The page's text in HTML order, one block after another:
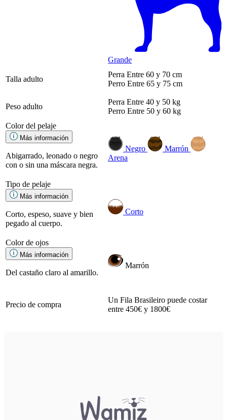
Grande
Talla adulto
Perra Entre 60 y 70 cm
Perro Entre 65 y 75 cm
Peso adulto
Perra Entre 40 y 50 kg
Perro Entre 50 y 60 kg
Color del pelaje
Más información
Abigarrado, leonado o negro
con o sin una máscara negra.
Negro
Marrón
Arena
Tipo de pelaje
Más información
Corto, espeso, suave y bien
pegado al cuerpo.
Corto
Color de ojos
Más información
Del castaño claro al amarillo.
Marrón
Precio de compra
Un Fila Brasileiro puede costar
entre 450€ y 1800€